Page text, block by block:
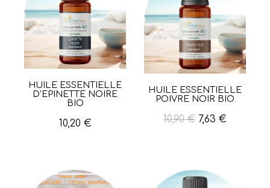
Aperçu rapide
HUILE ESSENTIELLE
D'EPINETTE NOIRE
BIO
10,20 €
Aperçu rapide
HUILE ESSENTIELLE
POIVRE NOIR BIO
10,90 € 7,63 €